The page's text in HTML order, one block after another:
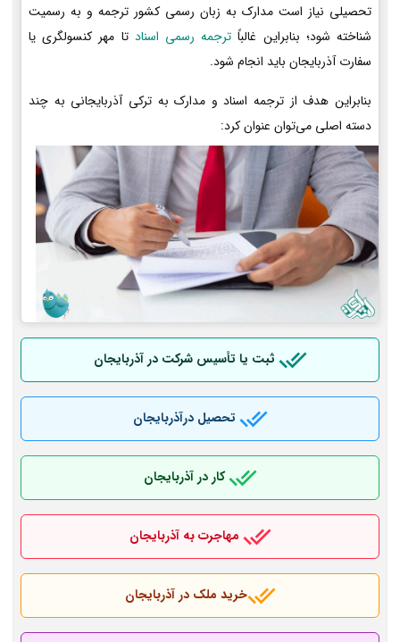
تحصیلی نیاز است مدارک به زبان رسمی کشور ترجمه و به رسمیت
شناخته شود؛ بنابراین غالباً ترجمه رسمی اسناد تا مهر کنسولگری یا
سفارت آذربایجان باید انجام شود.
بنابراین هدف از ترجمه اسناد و مدارک به ترکی آذربایجانی به چند
دسته اصلی می‌توان عنوان کرد:
ثبت یا تأسیس شرکت در آذربایجان
تحصیل درآذربایجان
کار در آذربایجان
مهاجرت به آذربایجان
خرید ملک در آذربایجان